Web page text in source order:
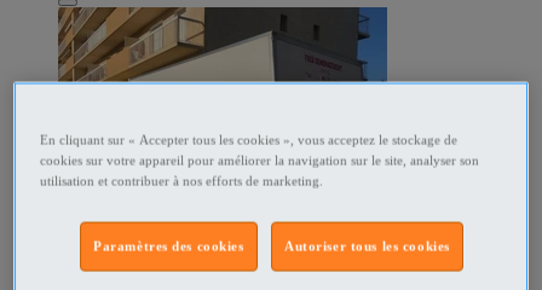
En cliquant sur « Accepter tous les cookies », vous acceptez le stockage de
cookies sur votre appareil pour améliorer la navigation sur le site, analyser son
utilisation et contribuer à nos efforts de marketing.
Autoriser tous les cookies
Paramètres des cookies